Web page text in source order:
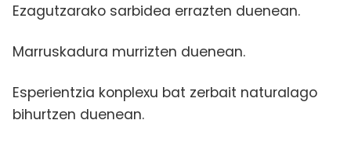
Ezagutzarako sarbidea errazten duenean.
Marruskadura murrizten duenean.
Esperientzia konplexu bat zerbait naturalago
bihurtzen duenean.